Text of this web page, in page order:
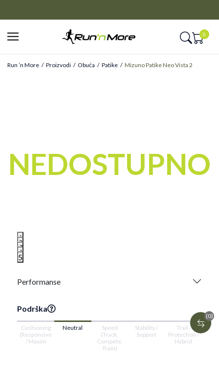
0
Run ’n More Proizvodi Obuća Patike Mizuno Patike Neo Vista 2
(0)
1
2
3
4
5
NEDOSTUPNO
Performanse
Podrška
Cushioning
(Responsive
/ Maxim
Neutral
Speed
(Track,
Compete,
Train)
Stability /
Support
Trail /
Protection /
Hybrid